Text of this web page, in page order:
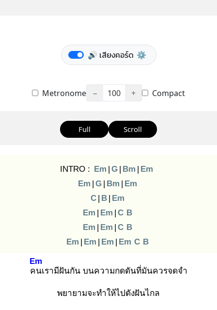
🔊 เสียงคอร์ด ⚙️
Metronome − 100 + Compact
Full Scroll
INTRO : Em | G | Bm | Em
Em | G | Bm | Em
C | B | Em
Em | Em | C B
Em | Em | C B
Em | Em | Em | Em C B
คน
Em
เรามีฝันกัน บนความกดดันที่มันควรจดจำ
พยายามจะทำให้ไปดังฝันไกล